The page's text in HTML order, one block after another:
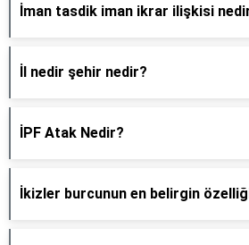
İman tasdik iman ikrar ilişkisi
İl nedir şehir nedir?
İPF Atak Nedir?
İkizler burcunun en belirgin